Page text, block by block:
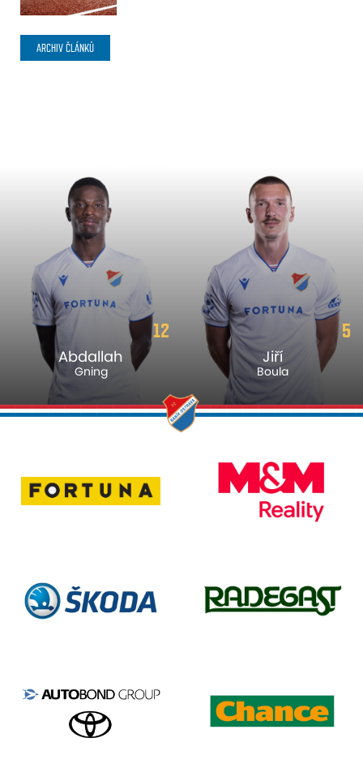
ARCHIV ČLÁNKŮ
12
Abdallah
Gning
5
Jiří
Boula